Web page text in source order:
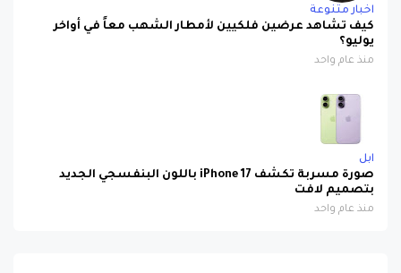
اخبار متنوعة
كيف تشاهد عرضين فلكيين لأمطار الشهب معاً في أواخر
يوليو؟
منذ عام واحد
ابل
صورة مسربة تكشف iPhone 17 باللون البنفسجي الجديد
بتصميم لافت
منذ عام واحد